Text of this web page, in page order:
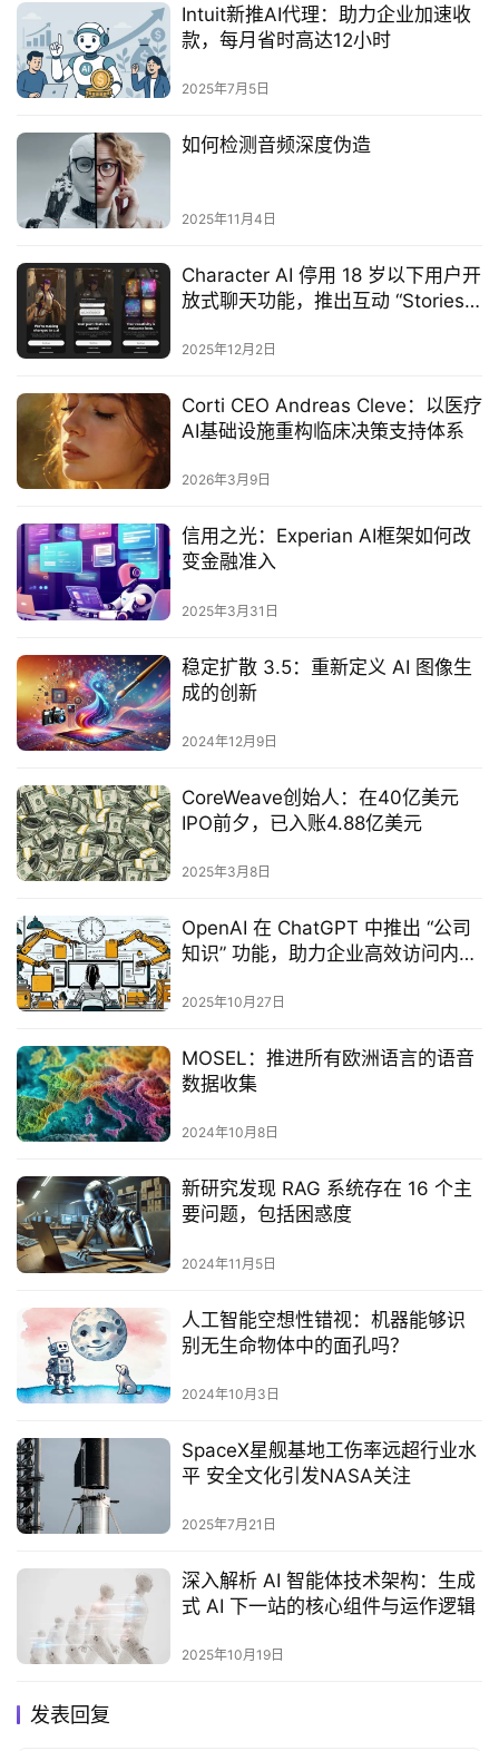
Intuit新推AI代理：助力企业加速收
款，每月省时高达12小时
2025年7月5日
如何检测音频深度伪造
2025年11月4日
Character AI 停用 18 岁以下用户开
放式聊天功能，推出互动 “Stories”
2025年12月2日
Corti CEO Andreas Cleve：以医疗
AI基础设施重构临床决策支持体系
2026年3月9日
信用之光：Experian AI框架如何改
变金融准入
2025年3月31日
稳定扩散 3.5：重新定义 AI 图像生
成的创新
2024年12月9日
CoreWeave创始人：在40亿美元
IPO前夕，已入账4.88亿美元‌
2025年3月8日
OpenAI 在 ChatGPT 中推出 “公司
知识” 功能，助力企业高效访问内部
2025年10月27日
MOSEL：推进所有欧洲语言的语音
数据收集
2024年10月8日
新研究发现 RAG 系统存在 16 个主
要问题，包括困惑度
2024年11月5日
人工智能空想性错视：机器能够识
别无生命物体中的面孔吗？
2024年10月3日
SpaceX星舰基地工伤率远超行业水
平 安全文化引发NASA关注‌
2025年7月21日
深入解析 AI 智能体技术架构：生成
式 AI 下一站的核心组件与运作逻辑
2025年10月19日
发表回复